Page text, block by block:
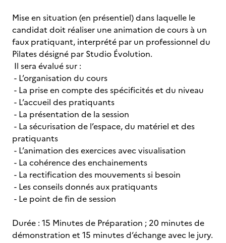
Mise en situation (en présentiel)dans laquelle le
candidat doit réaliser une animation de cours à un
faux pratiquant, interprété par un professionnel du
Pilates désigné par Studio Évolution.
Il sera évalué sur :
- L’organisation du cours
- La prise en compte des spécificités et du niveau
- L’accueil des pratiquants
- La présentation de la session
- La sécurisation de l’espace, du matériel et des
pratiquants
- L’animation des exercices avec visualisation
- La cohérence des enchainements
- La rectification des mouvements si besoin
- Les conseils donnés aux pratiquants
- Le point de fin de session
Durée : 15 Minutes de Préparation ; 20 minutes de
démonstration et 15 minutes d’échange avec le jury.